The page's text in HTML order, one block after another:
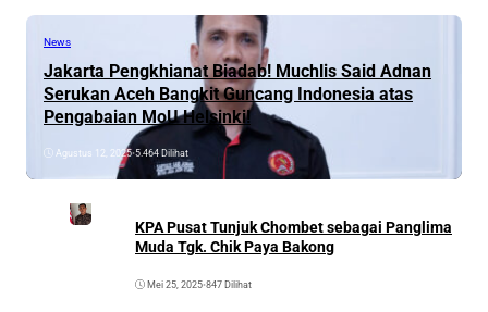
News
Jakarta Pengkhianat Biadab! Muchlis Said Adnan
Serukan Aceh Bangkit Guncang Indonesia atas
Pengabaian MoU Helsinki!
Agustus 12, 2025•5.464 Dilihat
KPA Pusat Tunjuk Chombet sebagai Panglima
Muda Tgk. Chik Paya Bakong
Mei 25, 2025•847 Dilihat